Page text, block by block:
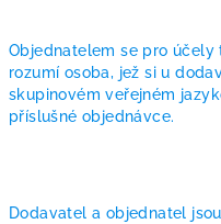
Objednatelem se pro
rozumí osoba, jež si u
skupinovém veřejném
příslušné objednávce.
Dodavatel a objednatel